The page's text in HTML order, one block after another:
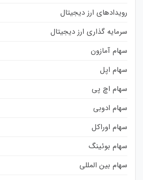
رویدادهای ارز دیجیتال
سرمایه گذاری ارز دیجیتال
سهام آمازون
سهام اپل
سهام اچ پی
سهام ادوبی
سهام اوراکل
سهام بوئینگ
سهام بین المللی